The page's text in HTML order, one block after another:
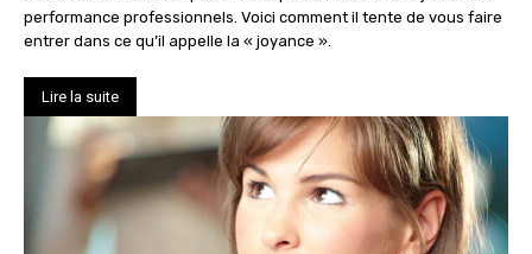
performance professionnels. Voici comment il tente de vous faire
entrer dans ce qu’il appelle la « joyance ».
Lire la suite